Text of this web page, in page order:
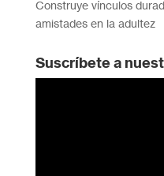
Construye vínculos
amistades en la adultez
Suscríbete a